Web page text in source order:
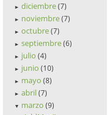
► diciembre (7)
► noviembre (7)
► octubre (7)
► septiembre (6)
► julio (4)
► junio (10)
► mayo (8)
► abril (7)
▼ marzo (9)